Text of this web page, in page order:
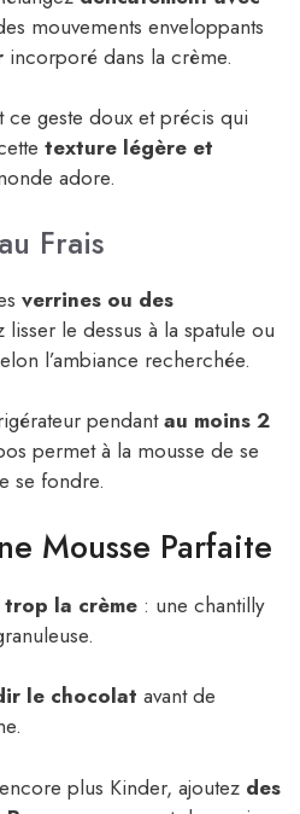
mouvements enveloppants
incorporé dans la crème.
ce geste doux et précis qui
texture légère et
adore.
Frais
verrines ou des
lisser le dessus à la spatule ou
l’ambiance recherchée.
pendantau moins 2
permet à la mousse de se
se fondre.
Mousse Parfaite
la crème : une chantilly
le chocolat avant de
plus Kinder, ajoutez des